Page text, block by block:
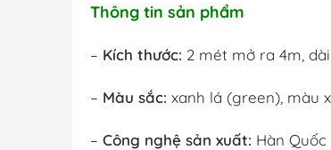
Thông tin sản phẩm
– Kích thước: 2 mét mở ra 4m,
– Màu sắc: xanh lá (green), màu
– Công nghệ sản xuất: Hàn Quốc